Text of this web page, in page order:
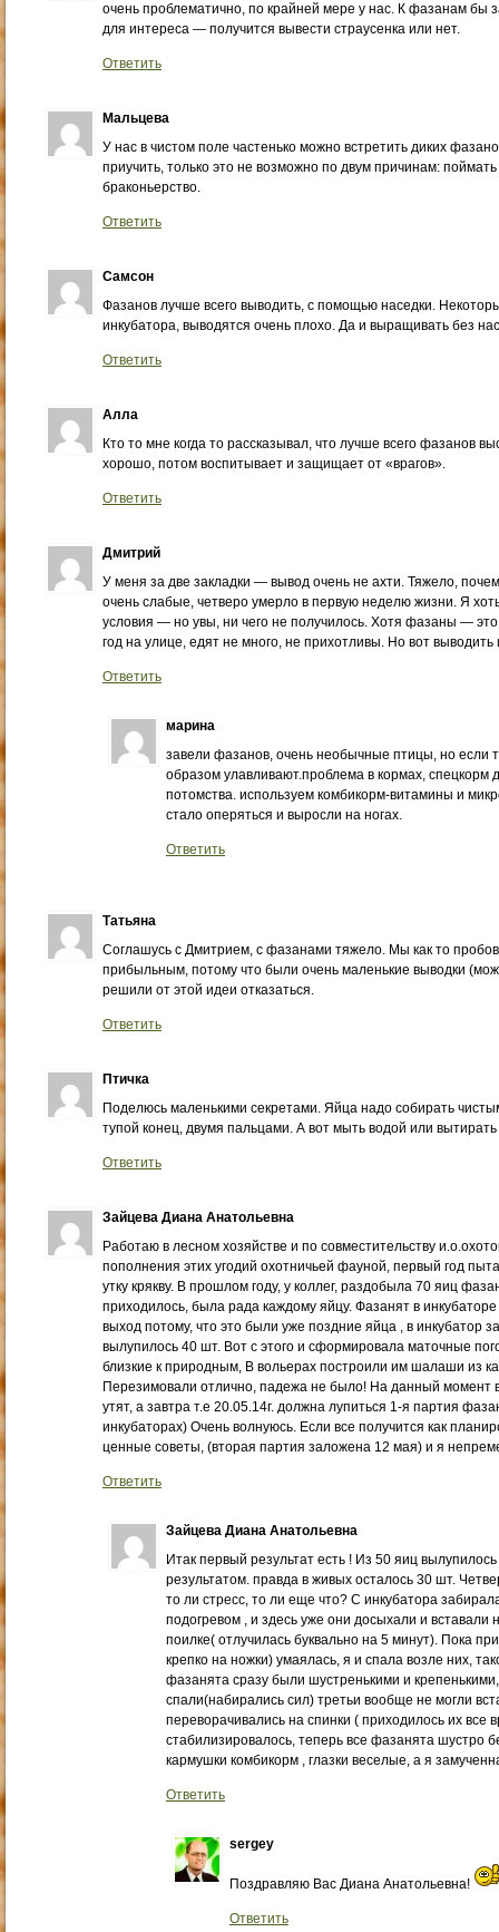
очень проблематично, по крайней мере у нас. К фазанам бы
для интереса — получится вывести страусенка или нет.
Ответить
Мальцева
У нас в чистом поле частенько можно встретить диких
приучить, только это не возможно по двум причинам:
браконьерство.
Ответить
Самсон
Фазанов лучше всего выводить, с помощью наседки.
инкубатора, выводятся очень плохо. Да и выращивать без
Ответить
Алла
Кто то мне когда то рассказывал, что лучше всего фазанов
хорошо, потом воспитывает и защищает от «врагов».
Ответить
Дмитрий
У меня за две закладки — вывод очень не ахти. Тяжело,
очень слабые, четверо умерло в первую неделю жизни. Я
условия — но увы, ни чего не получилось. Хотя фазаны —
год на улице, едят не много, не прихотливы. Но вот
Ответить
марина
завели фазанов, очень необычные птицы, но если
образом улавливают.проблема в кормах, спецкорм
потомства. используем комбикорм-витамины и
стало оперяться и выросли на ногах.
Ответить
Татьяна
Соглашусь с Дмитрием, с фазанами тяжело. Мы как то
прибыльным, потому что были очень маленькие выводки
решили от этой идеи отказаться.
Ответить
Птичка
Поделюсь маленькими секретами. Яйца надо собирать
тупой конец, двумя пальцами. А вот мыть водой или
Ответить
Зайцева Диана Анатольевна
Работаю в лесном хозяйстве и по совместительству
пополнения этих угодий охотничьей фауной, первый год
утку крякву. В прошлом году, у коллег, раздобыла 70 яиц
приходилось, была рада каждому яйцу. Фазанят в
выход потому, что это были уже поздние яйца , в инкубатор
вылупилось 40 шт. Вот с этого и сформировала маточные
близкие к природным, В вольерах построили им шалаши из
Перезимовали отлично, падежа не было! На данный момент
утят, а завтра т.е 20.05.14г. должна лупиться 1-я партия
инкубаторах) Очень волнуюсь. Если все получится как
ценные советы, (вторая партия заложена 12 мая) и я
Ответить
Зайцева Диана Анатольевна
Итак первый результат есть ! Из 50 яиц
результатом. правда в живых осталось 30 шт.
то ли стресс, то ли еще что? С инкубатора
подогревом , и здесь уже они досыхали и вставали
поилке( отлучилась буквально на 5 минут). Пока
крепко на ножки) умаялась, я и спала возле них,
фазанята сразу были шустренькими и
спали(набирались сил) третьи вообще не могли
переворачивались на спинки ( приходилось их все
стабилизировалось, теперь все фазанята шустро
кармушки комбикорм , глазки веселые, а я
Ответить
sergey
Поздравляю Вас Диана Анатольевна!
Ответить